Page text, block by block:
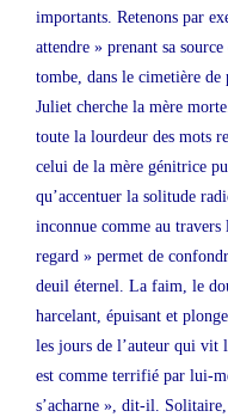
importants. Retenons par
attendre » prenant sa
tombe, dans le cimetière
Juliet cherche la mère
toute la lourdeur des mots
celui de la mère génitrice
qu’accentuer la solitude
inconnue comme au
regard » permet de
deuil éternel. La faim, le
harcelant, épuisant et
les jours de l’auteur qui vit
est comme terrifié par lui-
s’acharne », dit-il.